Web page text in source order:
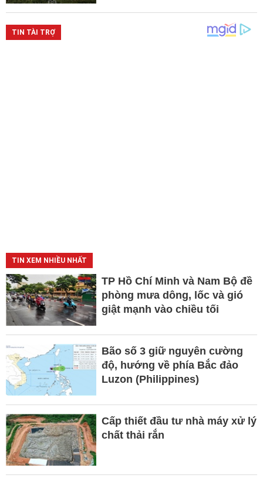
TIN XEM NHIỀU NHẤT
TP Hồ Chí Minh và Nam Bộ đề
phòng mưa dông, lốc và gió
giật mạnh vào chiều tối
Bão số 3 giữ nguyên cường
độ, hướng về phía Bắc đảo
Luzon (Philippines)
Cấp thiết đầu tư nhà máy xử lý
chất thải rắn